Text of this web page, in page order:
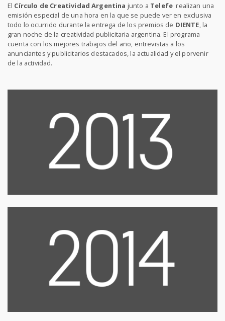
El Círculo de Creatividad Argentina junto a Telefe realizan una
emisión especial de una hora en la que se puede ver en exclusiva
todo lo ocurrido durante la entrega de los premios de DIENTE, la
gran noche de la creatividad publicitaria argentina. El programa
cuenta con los mejores trabajos del año, entrevistas a los
anunciantes y publicitarios destacados, la actualidad y el porvenir
de la actividad.